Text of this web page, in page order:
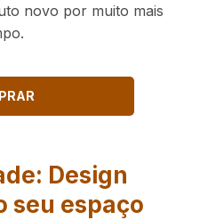
novo por muito mais
Design
seu espaço